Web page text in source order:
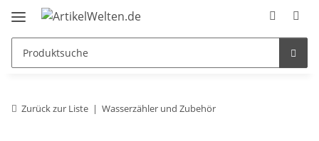
Zurück zur Liste Wasserzähler und Zubehör